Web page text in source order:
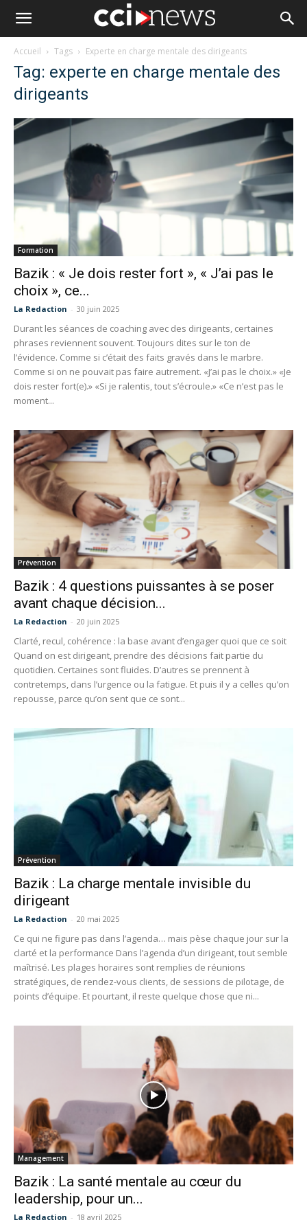
Accueil Tags Experte en charge mentale des dirigeants
Tag: experte en charge mentale des
dirigeants
Formation
Bazik : « Je dois rester fort », « J’ai pas le
choix », ce...
La Redaction - 30 juin 2025
Durant les séances de coaching avec des dirigeants, certaines
phrases reviennent souvent. Toujours dites sur le ton de
l’évidence. Comme si c’était des faits gravés dans le marbre.
Comme si on ne pouvait pas faire autrement. «J’ai pas le choix.» «Je
dois rester fort(e).» «Si je ralentis, tout s’écroule.» «Ce n’est pas le
moment...
Prévention
Bazik : 4 questions puissantes à se poser
avant chaque décision...
La Redaction - 20 juin 2025
Clarté, recul, cohérence : la base avant d’engager quoi que ce soit
Quand on est dirigeant, prendre des décisions fait partie du
quotidien. Certaines sont fluides. D’autres se prennent à
contretemps, dans l’urgence ou la fatigue. Et puis il y a celles qu’on
repousse, parce qu’on sent que ce sont...
Prévention
Bazik : La charge mentale invisible du
dirigeant
La Redaction - 20 mai 2025
Ce qui ne figure pas dans l’agenda… mais pèse chaque jour sur la
clarté et la performance Dans l’agenda d’un dirigeant, tout semble
maîtrisé. Les plages horaires sont remplies de réunions
stratégiques, de rendez-vous clients, de sessions de pilotage, de
points d’équipe. Et pourtant, il reste quelque chose que ni...
Management
Bazik : La santé mentale au cœur du
leadership, pour un...
La Redaction - 18 avril 2025